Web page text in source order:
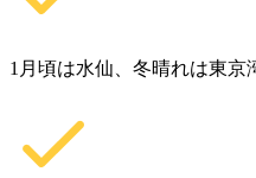
1月頃は水仙、冬晴れは東京